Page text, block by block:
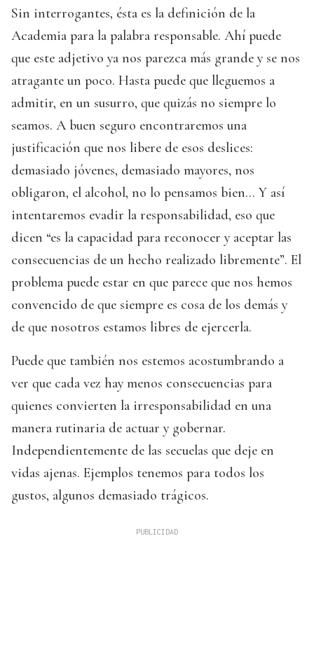
Sin interrogantes, ésta es la definición de la
Academia para la palabra responsable. Ahí puede
que este adjetivo ya nos parezca más grande y se nos
atragante un poco. Hasta puede que lleguemos a
admitir, en un susurro, que quizás no siempre lo
seamos. A buen seguro encontraremos una
justificación que nos libere de esos deslices:
demasiado jóvenes, demasiado mayores, nos
obligaron, el alcohol, no lo pensamos bien… Y así
intentaremos evadir la responsabilidad, eso que
dicen “es la capacidad para reconocer y aceptar las
consecuencias de un hecho realizado libremente”. El
problema puede estar en que parece que nos hemos
convencido de que siempre es cosa de los demás y
de que nosotros estamos libres de ejercerla.
Puede que también nos estemos acostumbrando a
ver que cada vez hay menos consecuencias para
quienes convierten la irresponsabilidad en una
manera rutinaria de actuar y gobernar.
Independientemente de las secuelas que deje en
vidas ajenas. Ejemplos tenemos para todos los
gustos, algunos demasiado trágicos.